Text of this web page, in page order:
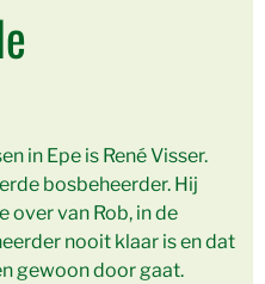
in Epe is René Visser.
bosbeheerder. Hij
over van Rob, in de
nooit klaar is en dat
gewoon door gaat.